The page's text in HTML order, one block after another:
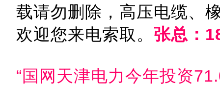
载请勿删除，高压电缆、
欢迎您来电索取。 张总：
“国网天津电力今年投资